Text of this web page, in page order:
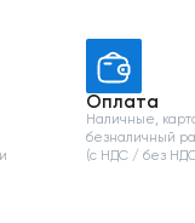
Оплата
Наличные,
безналичный
(с НДС / без